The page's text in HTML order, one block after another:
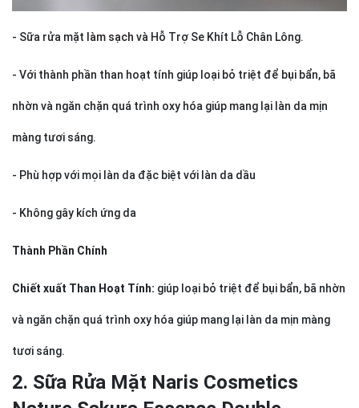
- Sữa rửa mặt làm sạch và Hỗ Trợ Se Khít Lỗ Chân Lông.
- Với thành phần than hoạt tính giúp loại bỏ triệt để bụi bẩn, bã
nhờn và ngăn chặn quá trình oxy hóa giúp mang lại làn da mịn
màng tươi sáng.
- Phù hợp với mọi làn da đặc biệt với làn da dầu
- Không gây kích ứng da
Thành Phần Chính
Chiết xuất Than Hoạt Tính: giúp loại bỏ triệt để bụi bẩn, bã nhờn
và ngăn chặn quá trình oxy hóa giúp mang lại làn da mịn màng
tươi sáng.
2. Sữa Rửa Mặt Naris Cosmetics